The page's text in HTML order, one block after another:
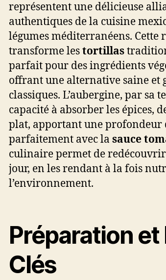
représentent une délicieuse
authentiques de la cuisine
légumes méditerranéens. Cette
transforme lestortillas
parfait pour des ingrédients
offrant une alternative saine et
classiques. L’aubergine, par sa
capacité à absorber les épices,
plat, apportant une profondeur
parfaitement avec la sauce
culinaire permet de redécouvrir
jour, en les rendant à la fois
l’environnement.
Préparation
Clés